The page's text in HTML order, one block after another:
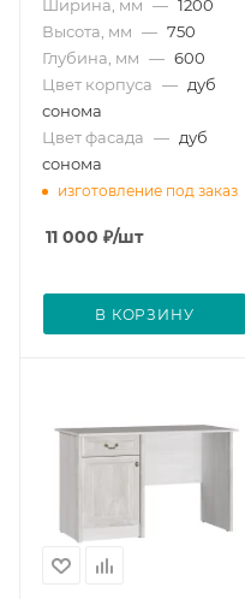
Ширина, мм — 1200
Высота, мм — 750
Глубина, мм — 600
Цвет корпуса — дуб
сонома
Цвет фасада — дуб
сонома
изготовление под заказ
11 000 ₽/шт
В КОРЗИНУ